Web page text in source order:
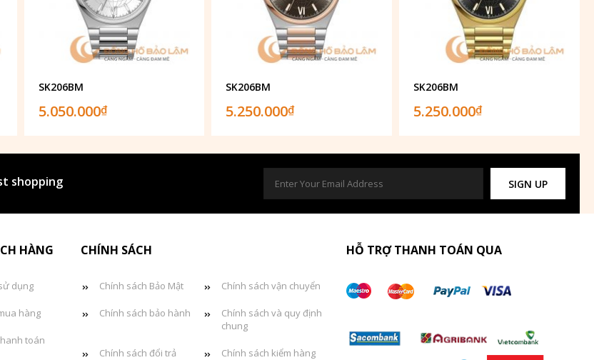
SK206BM
5.050.000₫
SK206BM
5.250.000₫
SK206BM
5.250.000₫
shopping SIGN UP
HÀNG
dụng
hàng
toán
CHÍNH SÁCH
Chính sách Bảo Mật Chính sách vận chuyển
Chính sách bảo hành
Chính sách và quy định
chung
Chính sách đổi trả Chính sách kiểm hàng
HỖ TRỢ THANH TOÁN QUA